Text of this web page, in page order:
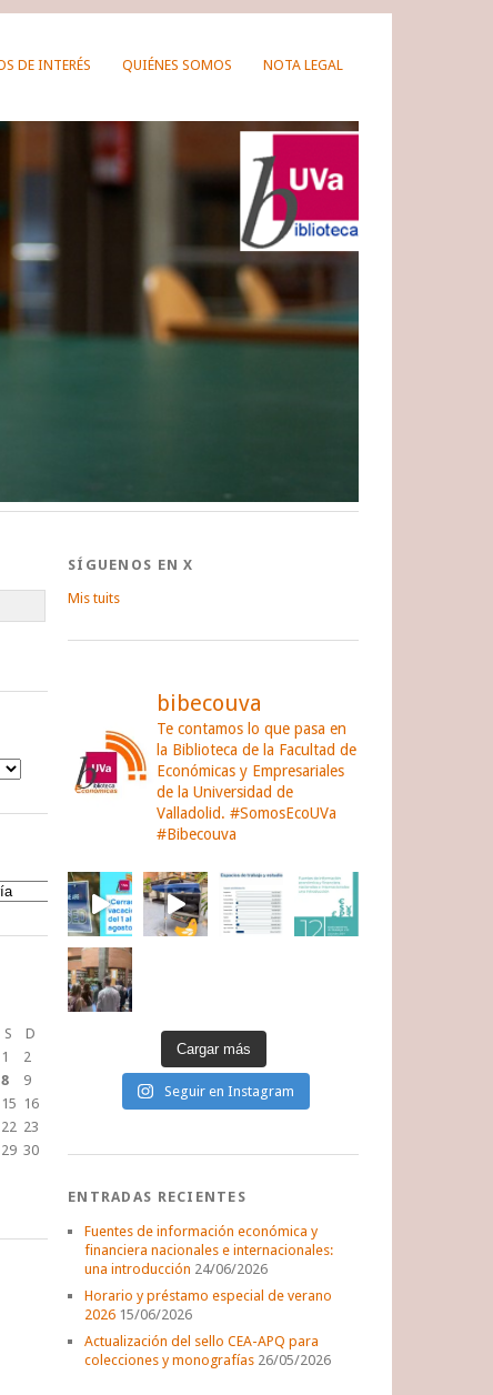
DE INTERÉS QUIÉNES SOMOS NOTA LEGAL
S
D
1
2
8
9
15 16
22 23
29 30
SÍGUENOS EN X
Mis tuits
bibecouva
Te contamos lo que pasa en
la Biblioteca de la Facultad de
Económicas y Empresariales
de la Universidad de
Valladolid. #SomosEcoUVa
#Bibecouva
Cargar más
Seguir en Instagram
ENTRADAS RECIENTES
Fuentes de información económica y
financiera nacionales e internacionales:
una introducción 24/06/2026
Horario y préstamo especial de verano
2026 15/06/2026
Actualización del sello CEA-APQ para
colecciones y monografías 26/05/2026